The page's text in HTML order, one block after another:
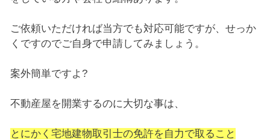
ご依頼いただければ当方でも対応可能ですが、せっか
くですのでご自身で申請してみましょう。
案外簡単ですよ?
不動産屋を開業するのに大切な事は、
とにかく宅地建物取引士の免許を自力で取ること